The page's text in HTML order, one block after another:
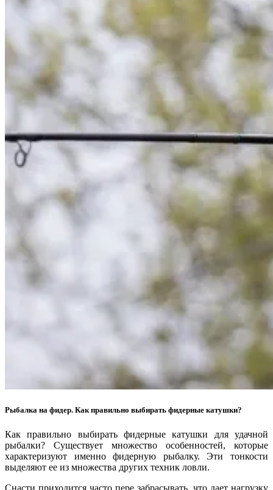
Рыбалка на фидер. Как правильно выбирать фидерные катушки?
Как правильно выбирать фидерные катушки для удачной
рыбалки? Существует множество особенностей, которые
характеризуют именно фидерную рыбалку. Эти тонкости
выделяют ее из множества других техник ловли.
Снасти приходится часто пере забрасывать, что дает нагрузку